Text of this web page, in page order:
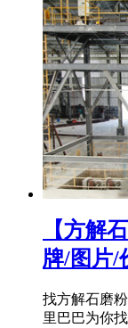
【方解
牌/图片/
找方解石磨
里巴巴为你